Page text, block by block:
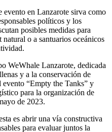
evento en Lanzarote sirva como
políticos y los
posibles medidas para
o a santuarios oceánicos
WeWhale Lanzarote, dedicada
y a la conservación de
evento “Empty the Tanks” y
para la organización de
de 2023.
es abrir una vía constructiva
para evaluar juntos la